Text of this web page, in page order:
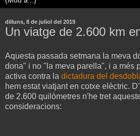
dilluns, 8 de juliol del 2019
Un viatge de 2.600 km
Aquesta passada setmana la meva
dona" i no "la meva parella", i a més
activa contra la dictadura del
hem estat viatjant en cotxe elèctric.
de 2.600 quilòmetres n'he tret
consideracions: